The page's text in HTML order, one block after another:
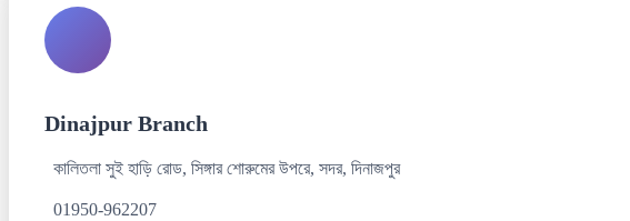
Dinajpur Branch
কালিতলা সুই হাড়ি রোড, সিঙ্গার শোরুমের উপরে, সদর, দিনাজপুর
01950-962207